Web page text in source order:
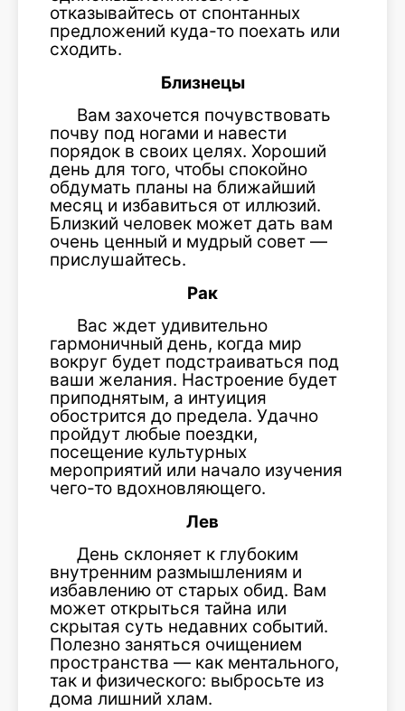
отказывайтесь от спонтанных
предложений куда-то поехать или
сходить.
Близнецы
Вам захочется почувствовать
почву под ногами и навести
порядок в своих целях. Хороший
день для того, чтобы спокойно
обдумать планы на ближайший
месяц и избавиться от иллюзий.
Близкий человек может дать вам
очень ценный и мудрый совет —
прислушайтесь.
Рак
Вас ждет удивительно
гармоничный день, когда мир
вокруг будет подстраиваться под
ваши желания. Настроение будет
приподнятым, а интуиция
обострится до предела. Удачно
пройдут любые поездки,
посещение культурных
мероприятий или начало изучения
чего-то вдохновляющего.
Лев
День склоняет к глубоким
внутренним размышлениям и
избавлению от старых обид. Вам
может открыться тайна или
скрытая суть недавних событий.
Полезно заняться очищением
пространства — как ментального,
так и физического: выбросьте из
дома лишний хлам.